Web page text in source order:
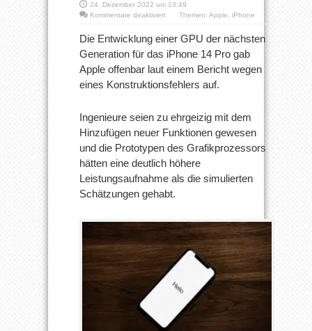
24. Dezember 2022 um 13:49
Kommentare deaktiviertfür
Entwicklung
einer
iPhone
14
Themen: Apple, iPhone
Die Entwicklung einer GPU der nächsten
Generation für das iPhone 14 Pro gab
Apple offenbar laut einem Bericht wegen
eines Konstruktionsfehlers auf.
Ingenieure seien zu ehrgeizig mit dem
Hinzufügen neuer Funktionen gewesen
und die Prototypen des Grafikprozessors
hätten eine deutlich höhere
Leistungsaufnahme als die simulierten
Schätzungen gehabt.